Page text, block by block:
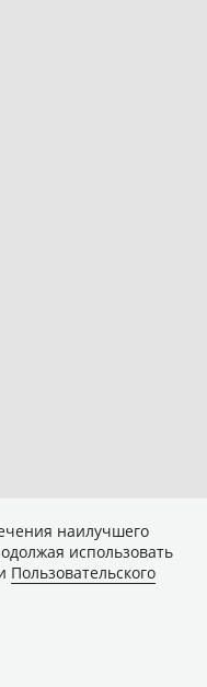
наилучшего
использовать
Пользовательского